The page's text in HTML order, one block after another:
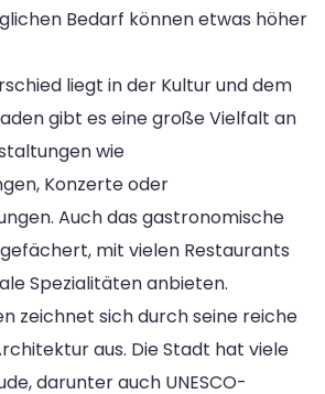
Bedarf können etwas höher
liegt in der Kultur und dem
gibt es eine große Vielfalt an
wie
Konzerte oder
Auch das gastronomische
mit vielen Restaurants
Spezialitäten anbieten.
zeichnet sich durch seine reiche
aus. Die Stadt hat viele
darunter auch UNESCO-